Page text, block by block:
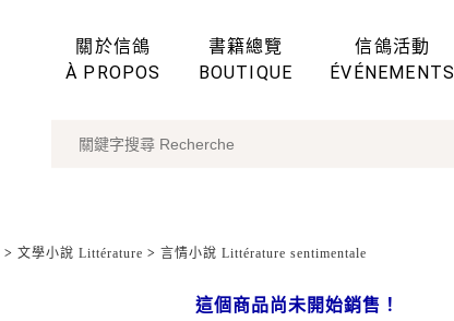
關於信鴿
À PROPOS
書籍總覽
BOUTIQUE
信鴿活動
ÉVÉNEMENTS
> 文學小說 Littérature > 言情小說 Littérature sentimentale
這個商品尚未開始銷售！